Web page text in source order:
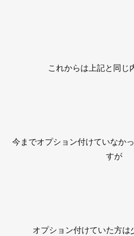
これからは上記と同じ
今までオプション付けていなか
すが
オプション付けていた方は